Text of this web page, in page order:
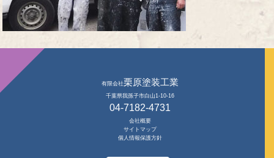
有限会社栗原塗装工業
千葉県我孫子市白山1-10-16
04-7182-4731
会社概要
サイトマップ
個人情報保護方針